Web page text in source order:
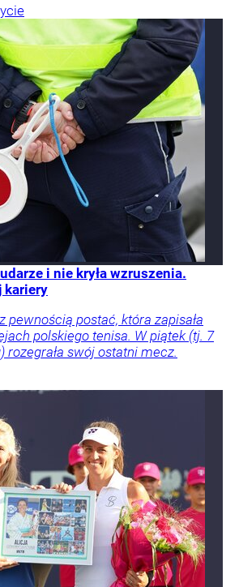
i nie kryła wzruszenia.
kariery
pewnością postać, która zapisała
polskiego tenisa. W piątek (tj. 7
rozegrała swój ostatni mecz.